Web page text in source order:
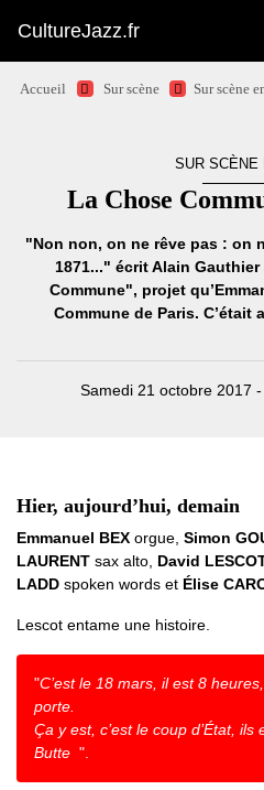
CultureJazz.fr
Accueil Sur scène Sur scène
SUR SCÈNE
La Chose
"Non non, on ne rêve pas : on
1871..." écrit Alain
Commune", projet
Commune de Paris. C’était
Samedi 21 octobre 2017 -
Hier, aujourd’hui, demain
Emmanuel BEX orgue, Simon
LAURENT sax alto, David
LADD spoken words et Élise
Lescot entame une histoire.
"C’est le 18 mars, il est 8
porte.
Ça y est, c’est le coup d’État,
Butte ".